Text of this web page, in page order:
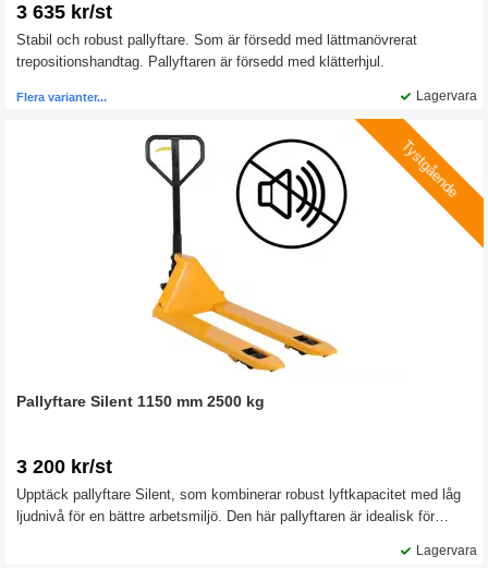
3 635 kr/st
Stabil och robust pallyftare. Som är försedd med lättmanövrerat
trepositionshandtag. Pallyftaren är försedd med klätterhjul.
Lagervara
Flera varianter...
Tystgående
Pallyftare Silent 1150 mm 2500 kg
3 200 kr/st
Upptäck pallyftare Silent, som kombinerar robust lyftkapacitet med låg
ljudnivå för en bättre arbetsmiljö. Den här pallyftaren är idealisk för
Lagervara